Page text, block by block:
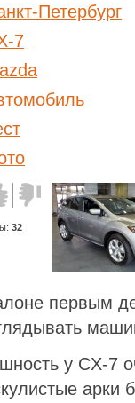
Петербург
7
за!Голос
против!
32
первым
у CX-7
арки